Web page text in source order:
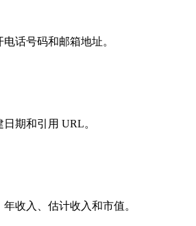
话号码和邮箱地址。
期和引用 URL。
收入、估计收入和市值。